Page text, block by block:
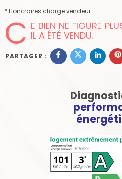
* Honoraires charge vendeur.
C E BIEN NE FIGURE
IL A ÉTÉ VENDU.
PARTAGER :